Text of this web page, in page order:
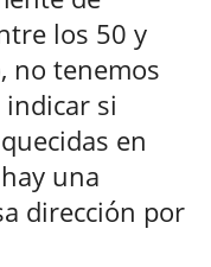
los 50 y
no tenemos
si
en
una
dirección por